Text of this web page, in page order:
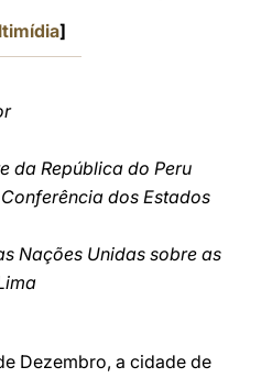
]
da República do Peru
dos Estados
Nações Unidas sobre as
Dezembro, a cidade de